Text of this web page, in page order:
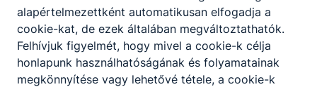
igazgatóhelyettes tartja nyilván.
Időszakos foglakozások indulnak a tanulmányi
versenyekre való felkészítés céljából. A
felkészítendő tanulók kiválasztása az oktatók,
szakoktatók javaslata, vagy az iskolai
alapértelmezettként automatikusan elfogadja a
cookie-kat, de ezek általában megváltoztathatók.
Felhívjuk figyelmét, hogy mivel a cookie-k célja
honlapunk használhatóságának és folyamatainak
megkönnyítése vagy lehetővé tétele, a cookie-k